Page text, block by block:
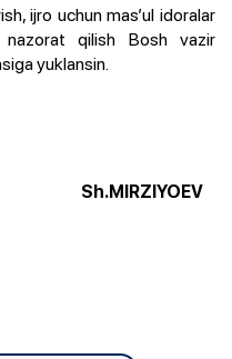
ijro uchun mas’ul idoralar
nazorat qilish Bosh vazir
yuklansin.